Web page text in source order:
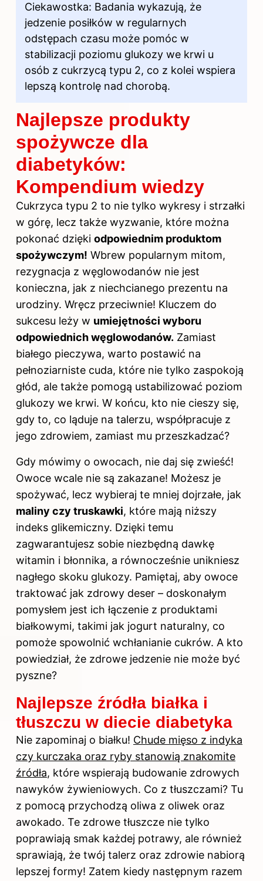
Ciekawostka: Badania wykazują, że
jedzenie posiłków w regularnych
odstępach czasu może pomóc w
stabilizacji poziomu glukozy we krwi u
osób z cukrzycą typu 2, co z kolei wspiera
lepszą kontrolę nad chorobą.
Najlepsze produkty
spożywcze dla
diabetyków:
Kompendium wiedzy
Cukrzyca typu 2 to nie tylko wykresy i strzałki
w górę, lecz także wyzwanie, które można
pokonać dzięki odpowiednim produktom
spożywczym! Wbrew popularnym mitom,
rezygnacja z węglowodanów nie jest
konieczna, jak z niechcianego prezentu na
urodziny. Wręcz przeciwnie! Kluczem do
sukcesu leży w umiejętności wyboru
odpowiednich węglowodanów. Zamiast
białego pieczywa, warto postawić na
pełnoziarniste cuda, które nie tylko zaspokoją
głód, ale także pomogą ustabilizować poziom
glukozy we krwi. W końcu, kto nie cieszy się,
gdy to, co ląduje na talerzu, współpracuje z
jego zdrowiem, zamiast mu przeszkadzać?
Gdy mówimy o owocach, nie daj się zwieść!
Owoce wcale nie są zakazane! Możesz je
spożywać, lecz wybieraj te mniej dojrzałe, jak
maliny czy truskawki, które mają niższy
indeks glikemiczny. Dzięki temu
zagwarantujesz sobie niezbędną dawkę
witamin i błonnika, a równocześnie unikniesz
nagłego skoku glukozy. Pamiętaj, aby owoce
traktować jak zdrowy deser – doskonałym
pomysłem jest ich łączenie z produktami
białkowymi, takimi jak jogurt naturalny, co
pomoże spowolnić wchłanianie cukrów. A kto
powiedział, że zdrowe jedzenie nie może być
pyszne?
Najlepsze źródła białka i
tłuszczu w diecie diabetyka
Nie zapominaj o białku! Chude mięso z indyka
czy kurczaka oraz ryby stanowią znakomite
źródła, które wspierają budowanie zdrowych
nawyków żywieniowych. Co z tłuszczami? Tu
z pomocą przychodzą oliwa z oliwek oraz
awokado. Te zdrowe tłuszcze nie tylko
poprawiają smak każdej potrawy, ale również
sprawiają, że twój talerz oraz zdrowie nabiorą
lepszej formy! Zatem kiedy następnym razem